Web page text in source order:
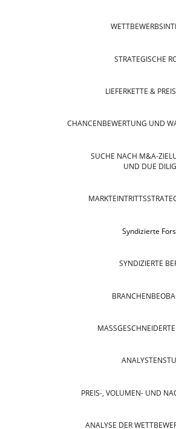
STRATEGISCHE
LIEFERKETTE &
CHANCENBEWERTUNG UND
SUCHE NACH M&A-
UND DUE
Syndizierte
SYNDIZIERTE
MASSGESCHNEIDERTE
PREIS-, VOLUMEN- UND
ANALYSE DER